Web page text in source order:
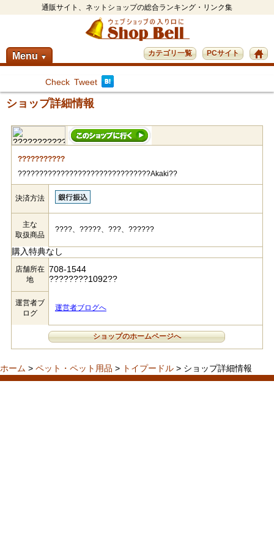
通販サイト、ネットショップの総合ランキング・リンク集
Menu ▼ PCサイト
カテゴリ一覧
Check Tweet
ショップ詳細情報
???????????
???????????????????????????????Akaki??
決済方法
主な
取扱商品
????、?????、???、??????
購入特典なし
店舗所在
地
708-1544
????????1092??
運営者ブ
ログ
運営者ブログへ
ショップのホームページへ
ホーム > ペット・ペット用品 > トイプードル > ショップ詳細情報